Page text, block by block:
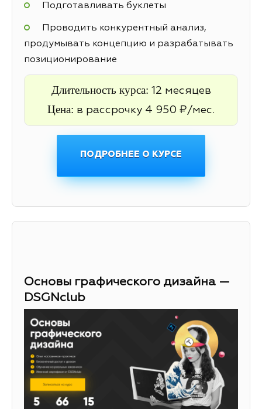
Подготавливать буклеты
Проводить конкурентный анализ,
продумывать концепцию и разрабатывать
позиционирование
Длительность курса: 12 месяцев
Цена: в рассрочку 4 950 ₽/мес.
ПОДРОБНЕЕ О КУРСЕ
Основы графического дизайна —
DSGNclub